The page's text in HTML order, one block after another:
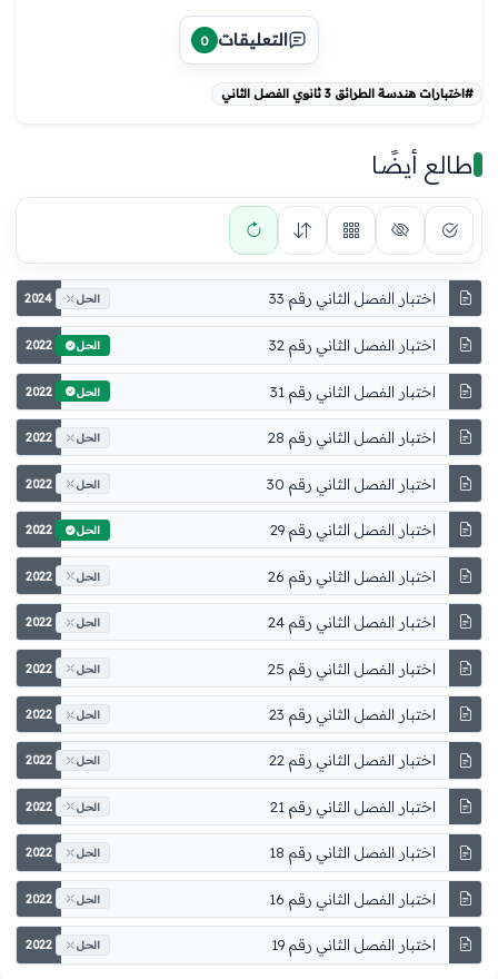
التعليقات 0
#اختبارات هندسة الطرائق 3 ثانوي الفصل الثاني
طالع أيضًا
اختبار الفصل الثاني رقم 33 2024 الحل
اختبار الفصل الثاني رقم 32 2022 الحل
اختبار الفصل الثاني رقم 31 2022 الحل
اختبار الفصل الثاني رقم 28 2022 الحل
اختبار الفصل الثاني رقم 30 2022 الحل
اختبار الفصل الثاني رقم 29 2022 الحل
اختبار الفصل الثاني رقم 26 2022 الحل
اختبار الفصل الثاني رقم 24 2022 الحل
اختبار الفصل الثاني رقم 25 2022 الحل
اختبار الفصل الثاني رقم 23 2022 الحل
اختبار الفصل الثاني رقم 22 2022 الحل
اختبار الفصل الثاني رقم 21 2022 الحل
اختبار الفصل الثاني رقم 18 2022 الحل
اختبار الفصل الثاني رقم 16 2022 الحل
اختبار الفصل الثاني رقم 19 2022 الحل